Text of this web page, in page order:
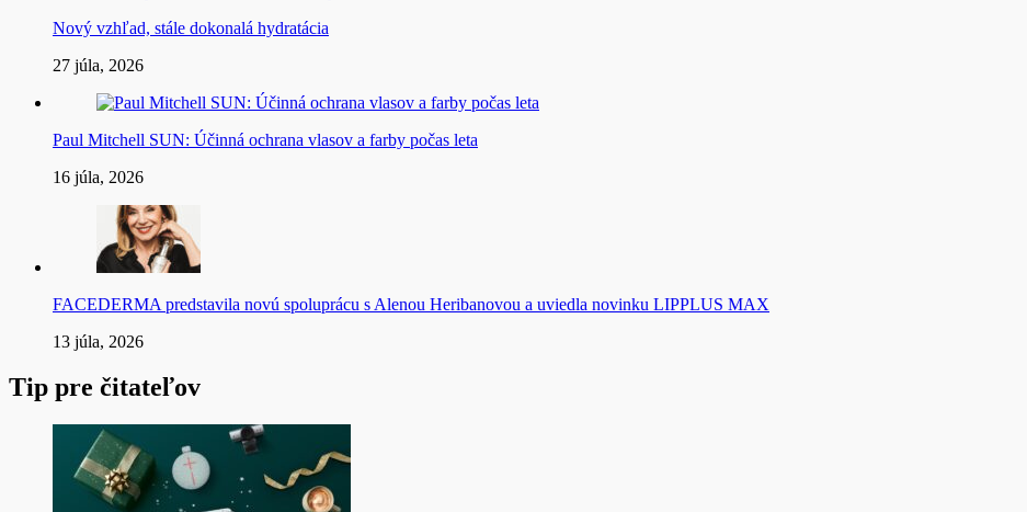
Nový vzhľad, stále dokonalá hydratácia
27 júla, 2026
Paul Mitchell SUN: Účinná ochrana vlasov a farby počas leta
16 júla, 2026
FACEDERMA predstavila novú spoluprácu s Alenou Heribanovou a uviedla novinku LIPPLUS MAX
13 júla, 2026
Tip pre čitateľov